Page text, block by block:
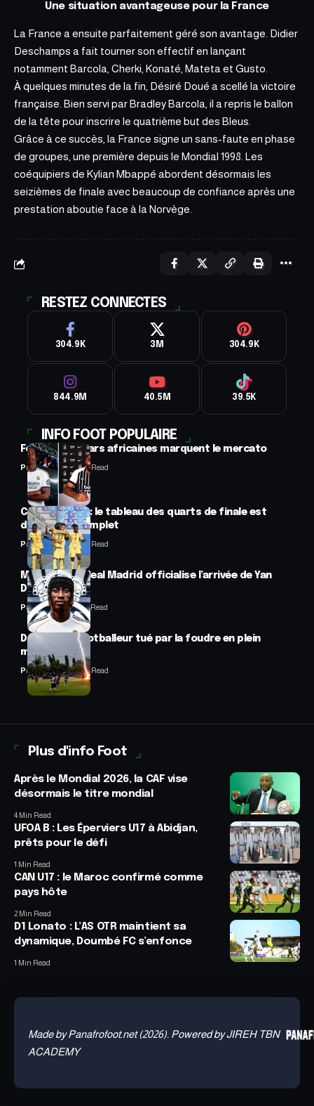
Une situation avantageuse pour la France
La France a ensuite parfaitement géré son avantage. Didier
Deschamps a fait tourner son effectif en lançant
notamment Barcola, Cherki, Konaté, Mateta et Gusto.
À quelques minutes de la fin, Désiré Doué a scellé la victoire
française. Bien servi par Bradley Barcola, il a repris le ballon
de la tête pour inscrire le quatrième but des Bleus.
Grâce à ce succès, la France signe un sans-faute en phase
de groupes, une première depuis le Mondial 1998. Les
coéquipiers de Kylian Mbappé abordent désormais les
seizièmes de finale avec beaucoup de confiance après une
prestation aboutie face à la Norvège.
RESTEZ CONNECTES
304.9K 3M 304.9K
844.9M 40.5M 39.5K
INFO FOOT POPULAIRE
Football : 2 stars africaines marquent le mercato
Panafrofoot2 Min Read
CAN féminine : le tableau des quarts de finale est
désormais complet
Panafrofoot2 Min Read
Mercato : Le Real Madrid officialise l’arrivée de Yan
Diomandé
Panafrofoot1 Min Read
Drame : un footballeur tué par la foudre en plein
match
Panafrofoot2 Min Read
Plus d'info Foot
Après le Mondial 2026, la CAF vise
désormais le titre mondial
4 Min Read
UFOA B : Les Éperviers U17 à Abidjan,
prêts pour le défi
1 Min Read
CAN U17 : le Maroc confirmé comme
pays hôte
2 Min Read
D1 Lonato : L’AS OTR maintient sa
dynamique, Doumbé FC s’enfonce
1 Min Read
Made by Panafrofoot.net (2026). Powered by JIREH TBN
ACADEMY